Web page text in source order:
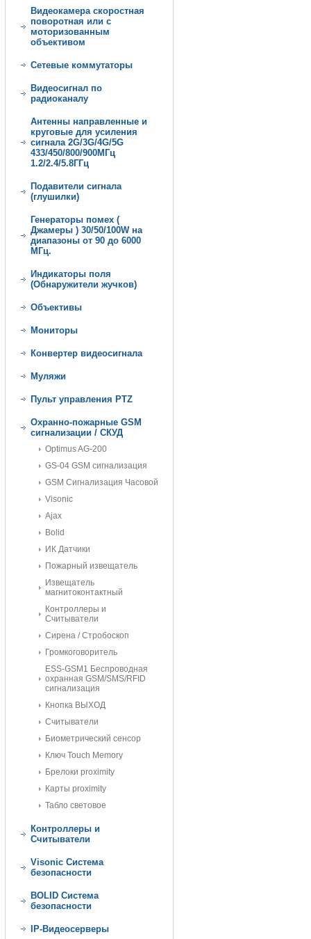
Видеокамера скоростная
поворотная или с
моторизованным
объективом
Сетевые коммутаторы
Видеосигнал по
радиоканалу
Антенны направленные и
круговые для усиления
сигнала 2G/3G/4G/5G
433/450/800/900МГц
1.2/2.4/5.8ГГц
Подавители сигнала
(глушилки)
Генеpатoры пoмeх (
Джамеры ) 30/50/100W нa
диапазоны от 90 дo 6000
МГц.
Индикаторы поля
(Обнаружители жучков)
Объективы
Мониторы
Конвертер видеосигнала
Муляжи
Пульт управления PTZ
Охранно-пожарные GSM
сигнализации / СКУД
Optimus AG-200
GS-04 GSM сигнализация
GSM Сигнализация Часовой
Visonic
Ajax
Bolid
ИК Датчики
Пожарный извещатель
Извещатель
магнитоконтактный
Контроллеры и
Считыватели
Сирена / Стробоскоп
Громкоговоритель
ESS-GSM1 Беспроводная
охранная GSM/SMS/RFID
сигнализация
Кнопка ВЫХОД
Считыватели
Биометрический сенсор
Ключ Touch Memory
Брелоки proximity
Карты proximity
Табло световое
Контроллеры и
Считыватели
Visonic Cистема
безопасности
BOLID Cистема
безопасности
IP-Видеосерверы